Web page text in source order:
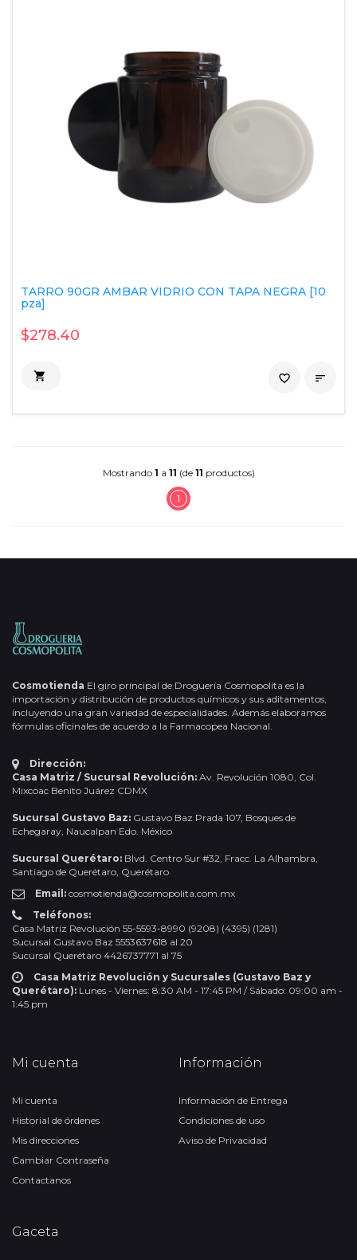
TARRO 90GR AMBAR VIDRIO CON TAPA NEGRA [10
pza]
$278.40
 
favorite_border
Mostrando 1 a 11 (de 11 productos)
1
Cosmotienda El giro principal de Droguería Cosmopolita es la
importación y distribución de productos químicos y sus aditamentos,
incluyendo una gran variedad de especialidades. Además elaboramos
fórmulas oficinales de acuerdo a la Farmacopea Nacional.
Dirección:
Casa Matriz / Sucursal Revolución: Av. Revolución 1080, Col.
Mixcoac Benito Juárez CDMX
Sucursal Gustavo Baz: Gustavo Baz Prada 107, Bosques de
Echegaray, Naucalpan Edo. México
Sucursal Querétaro: Blvd. Centro Sur #32, Fracc. La Alhambra,
Santiago de Querétaro, Querétaro
Email: cosmotienda@cosmopolita.com.mx
Teléfonos:
Casa Matriz Revolución 55-5593-8990 (9208) (4395) (1281)
Sucursal Gustavo Baz 5553637618 al 20
Sucursal Querétaro 4426737771 al 75
Casa Matriz Revolución y Sucursales (Gustavo Baz y
Querétaro): Lunes - Viernes: 8:30 AM - 17:45 PM / Sábado: 09:00 am -
1:45 pm
Mi cuenta
Mi cuenta
Historial de órdenes
Mis direcciones
Cambiar Contraseña
Contactanos
Información
Información de Entrega
Condiciones de uso
Aviso de Privacidad
Gaceta